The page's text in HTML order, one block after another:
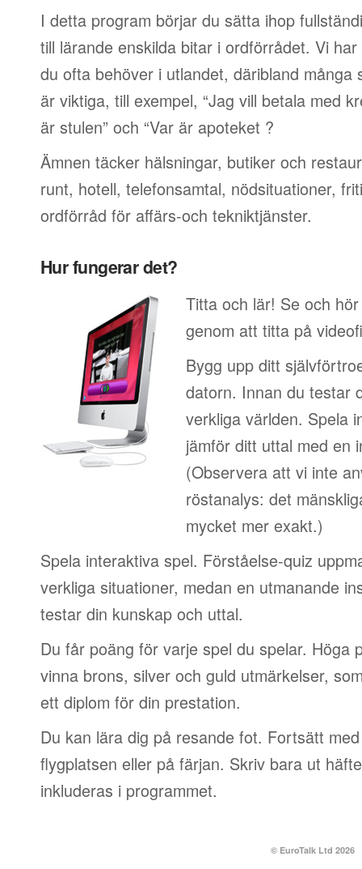
I detta program börjar du sätta ihop
till lärande enskilda bitar i ordförrådet. Vi
du ofta behöver i utlandet, däribland många
är viktiga, till exempel, “Jag vill betala med
är stulen” och “Var är apoteket ?
Ämnen täcker hälsningar, butiker och
runt, hotell, telefonsamtal, nödsituationer,
ordförråd för affärs-och tekniktjänster.
Hur fungerar det?
Titta och lär! Se och
genom att titta på
Bygg upp ditt
datorn. Innan du testar
verkliga världen. Spela
jämför ditt uttal med en
(Observera att vi inte
röstanalys: det
mycket mer exakt.)
Spela interaktiva spel. Förståelse-quiz
verkliga situationer, medan en utmanande
testar din kunskap och uttal.
Du får poäng för varje spel du spelar. Höga
vinna brons, silver och guld utmärkelser,
ett diplom för din prestation.
Du kan lära dig på resande fot. Fortsätt
flygplatsen eller på färjan. Skriv bara ut
inkluderas i programmet.
© EuroTalk Ltd 2026